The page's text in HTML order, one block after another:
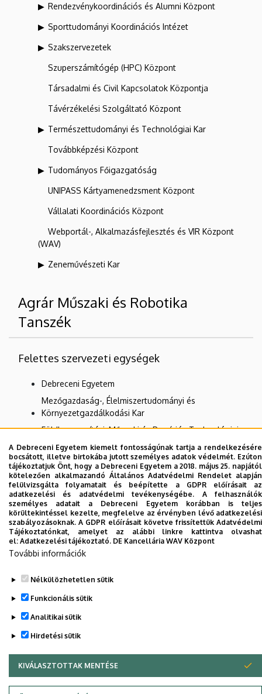
Rendezvénykoordinációs és Alumni Központ
Sporttudományi Koordinációs Intézet
Szakszervezetek
Szuperszámítógép (HPC) Központ
Társadalmi és Civil Kapcsolatok Központja
Távérzékelési Szolgáltató Központ
Természettudományi és Technológiai Kar
Továbbképzési Központ
Tudományos Főigazgatóság
UNIPASS Kártyamenedzsment Központ
Vállalati Koordinációs Központ
Webportál-, Alkalmazásfejlesztés és VIR Központ
(WAV)
Zeneművészeti Kar
Agrár Műszaki és Robotika
Tanszék
Felettes szervezeti egységek
Debreceni Egyetem
Mezőgazdaság-, Élelmiszertudományi és
Környezetgazdálkodási Kar
Földhasznosítási, Műszaki és Precíziós Technológiai
Dolgozói adatmódosítás igénylése a DE
telefonkönyvében|Külső személyek rögzítése a
DE telefonkönyvében|Súgó|Hibabejelentés
Szerzői jog © 2026 Unideb
A Debreceni Egyetem kiemelt fontosságúnak tartja a rendelkezésére
bocsátott, illetve birtokába jutott személyes adatok védelmét. Ezúton
tájékoztatjuk Önt, hogy a Debreceni Egyetem a 2018. május 25. napjától
kötelezően alkalmazandó Általános Adatvédelmi Rendelet alapján
felülvizsgálta folyamatait és beépítette a GDPR előírásait az
adatkezelési és adatvédelmi tevékenységébe. A felhasználók
személyes adatait a Debreceni Egyetem korábban is teljes
körültekintéssel kezelte, megfelelve az érvényben lévő adatkezelési
szabályozásoknak. A GDPR előírásait követve frissítettük Adatvédelmi
Tájékoztatónkat, amelyet az alábbi linkre kattintva olvashat
el: Adatkezelési tájékoztató. DE Kancellária WAV Központ
További információk
Nélkülözhetetlen sütik
Funkcionális sütik
Analitikai sütik
Hirdetési sütik
KIVÁLASZTOTTAK MENTÉSE
WITHDRAW CONSENT